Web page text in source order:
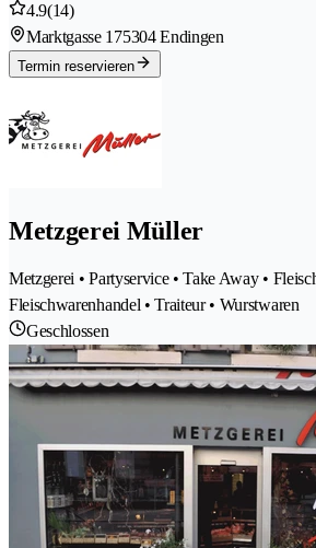
4.9(14)
Marktgasse 175304 Endingen
Termin reservieren
Metzgerei Müller
Metzgerei • Partyservice • Take Away •
Fleischwarenhandel • Traiteur • Wurstwaren
Geschlossen